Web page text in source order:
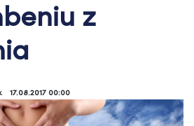
z
17.08.2017 00:00